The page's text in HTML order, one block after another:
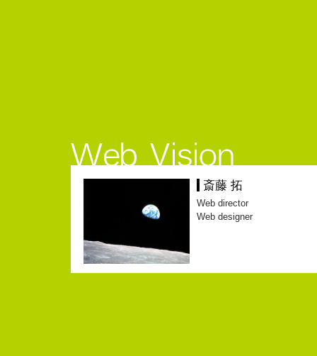
斎藤 拓
Web director
Web designer